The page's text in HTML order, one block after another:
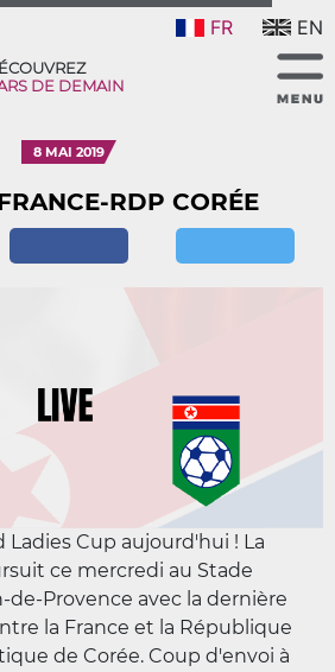
FR EN
DE DEMAIN
8 MAI 2019
RDP CORÉE
Ladies Cup aujourd'hui ! La
ce mercredi au Stade
de-Provence avec la dernière
la France et la République
de Corée. Coup d'envoi à